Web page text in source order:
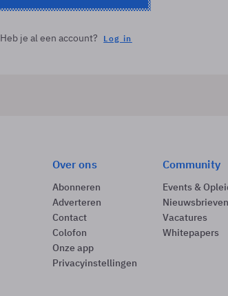
Heb je al een account? Log in
Over ons
Abonneren
Adverteren
Contact
Colofon
Onze app
Privacyinstellingen
Community
Events &
Nieuwsbrieven
Vacatures
Whitepapers